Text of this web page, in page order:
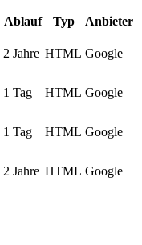
Ablauf Typ Anbieter
2 Jahre HTML Google
1 Tag HTML Google
1 Tag HTML Google
2 Jahre HTML Google